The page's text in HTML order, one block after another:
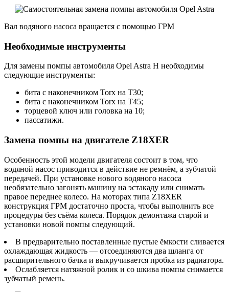
Вал водяного насоса вращается с помощью ГРМ
Необходимые инструменты
Для замены помпы автомобиля Opel Astra H необходимы
следующие инструменты:
бита с наконечником Torx на Т30;
бита с наконечником Torx на Т45;
торцевой ключ или головка на 10;
пассатижи.
Замена помпы на двигателе Z18XER
Особенность этой модели двигателя состоит в том, что
водяной насос приводится в действие не ремнём, а зубчатой
передачей. При установке нового водяного насоса
необязательно загонять машину на эстакаду или снимать
правое переднее колесо. На моторах типа Z18XER
конструкция ГРМ достаточно проста, чтобы выполнить все
процедуры без съёма колеса. Порядок демонтажа старой и
установки новой помпы следующий.
В предварительно поставленные пустые ёмкости сливается
охлаждающая жидкость — отсоединяются два шланга от
расширительного бачка и выкручивается пробка из радиатора.
Ослабляется натяжной ролик и со шкива помпы снимается
зубчатый ремень.